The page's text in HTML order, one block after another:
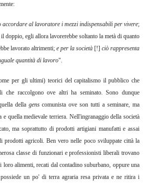
accordare al lavoratore i mezzi indispensabili per vivere;
il doppio, egli allora lavorerebbe soltanto la metà di quanto
lavorato altrimenti; e per la società [!] ciò rappresenta
quantità di lavoro".
per gli ultimi) teorici del capitalismo il pubblico che
che raccolgono ove altri ha seminato. Sono dunque
della genscomunista ove son tutti a seminare, ma
e quella medievale terriera. Nell'ingranaggio della società
ma soprattutto di prodotti artigiani manufatti e assai
prodotti agricoli. Ben vero nelle poco sviluppate città la
classe di funzionari e professionisti liberali trovano
loro alimenti, recati dal contadino suburbano, oppure una
un po' di terra agraria resa privata e ne ritira i